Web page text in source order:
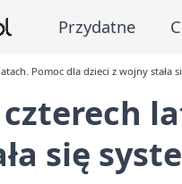
Przydatne
Pomoc dla dzieci z wojny stała
czterech
się